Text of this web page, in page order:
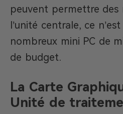
peuvent permettre des
l’unité centrale, ce
nombreux mini PC de
de budget.
La Carte
Unité de